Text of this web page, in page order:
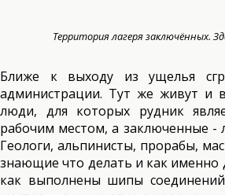
Территория лагеря заключённых.
Ближе к выходу из ущелья
администрации. Тут же живут и
люди, для которых рудник
рабочим местом, а заключенные -
Геологи, альпинисты, прорабы,
знающие что делать и как именно
как выполнены шипы